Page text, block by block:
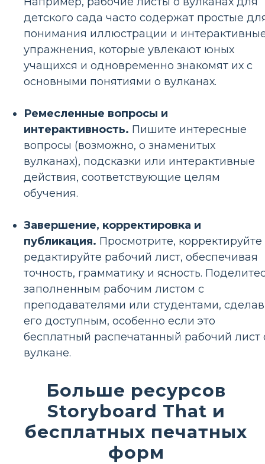
детского сада часто содержат простые
понимания иллюстрации и
упражнения, которые увлекают юных
учащихся и одновременно знакомят их с
основными понятиями о вулканах.
Ремесленные вопросы и
интерактивность. Пишите интересные
вопросы (возможно, о знаменитых
вулканах), подсказки или интерактивные
действия, соответствующие целям
обучения.
Завершение, корректировка и
публикация. Просмотрите, корректируйте
редактируйте рабочий лист, обеспечивая
точность, грамматику и ясность.
заполненным рабочим листом с
преподавателями или студентами, сделав
его доступным, особенно если это
бесплатный распечатанный рабочий лист
вулкане.
Больше ресурсов
Storyboard That и
бесплатных печатных
форм